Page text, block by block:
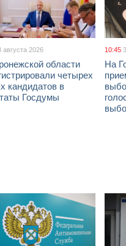
августа 2026
области
четырех
кандидатов в
Госдумы
10:45
На